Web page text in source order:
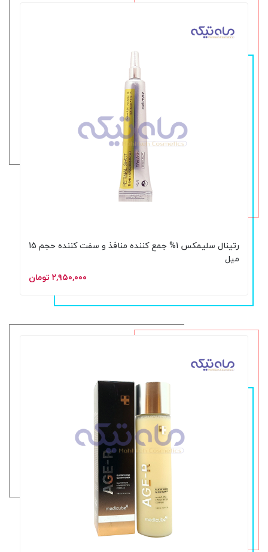
رتینال سلیمکس 1% جمع کننده منافذ و سفت کننده حجم 15
میل
۲,۹۵۰,۰۰۰ تومان